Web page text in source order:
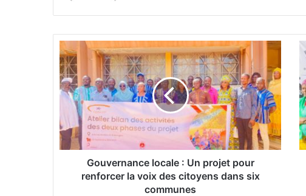
te
o
u
v
e
n
a
n
Gouvernance locale : Un projet pour
renforcer la voix des citoyens dans six
communes
k
i
n
a
F
a